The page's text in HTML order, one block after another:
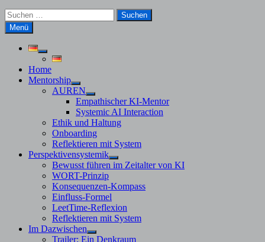
Suchen
nach:
Menü
Untermenü
anzeigen
Home
Mentorship
Untermenü
anzeigen
AUREN
Untermenü
anzeigen
Empathischer KI-Mentor
Systemic AI Interaction
Ethik und Haltung
Onboarding
Reflektieren mit System
Perspektivensystemik
Untermenü
anzeigen
Bewusst führen im Zeitalter von KI
WORT-Prinzip
Konsequenzen-Kompass
Einfluss-Formel
LeetTime-Reflexion
Reflektieren mit System
Im Dazwischen
Untermenü
Trailer: Ein Denkraum